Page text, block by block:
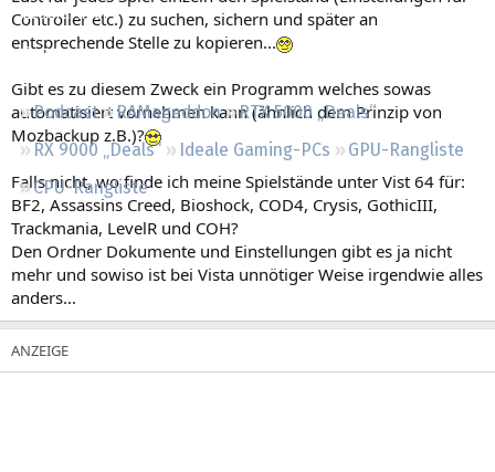
Leserartikel
Regeln
Podcast RAMageddon
RTX 5000 „Deals“
RX 9000 „Deals“
Ideale Gaming-PCs
GPU-Rangliste
CPU-Rangliste
Controller etc.) zu suchen, sichern und später an
entsprechende Stelle zu kopieren...
Gibt es zu diesem Zweck ein Programm welches sowas
automatisiert vornehmen kann (ähnlich dem Prinzip von
Mozbackup z.B.)?
Falls nicht, wo finde ich meine Spielstände unter Vist 64 für:
BF2, Assassins Creed, Bioshock, COD4, Crysis, GothicIII,
Trackmania, LevelR und COH?
Den Ordner Dokumente und Einstellungen gibt es ja nicht
mehr und sowiso ist bei Vista unnötiger Weise irgendwie alles
anders...